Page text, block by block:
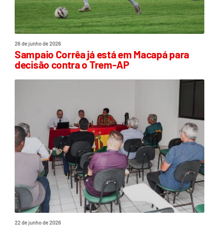
26 de junho de 2026
Sampaio Corrêa já está em Macapá para
decisão contra o Trem-AP
22 de junho de 2026